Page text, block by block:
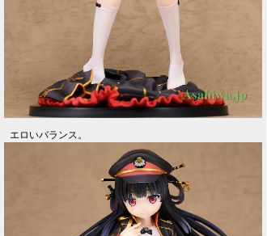
エロいバランス。